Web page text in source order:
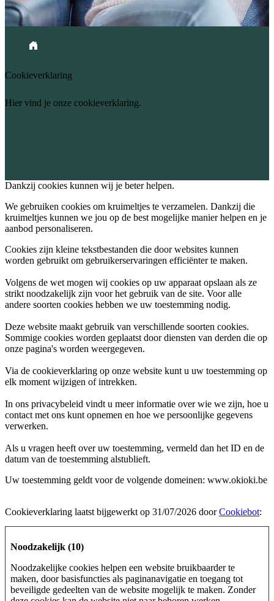
Kruimelpad
Home
Cookieverklaring
Hier vind je onze cookieverklaring.
Dankzij cookies kunnen wij je beter helpen.
We gebruiken cookies om kruimeltjes te verzamelen. Dankzij die
kruimeltjes kunnen we jou op de best mogelijke manier helpen en je
aanbod personaliseren.
Cookies zijn kleine tekstbestanden die door websites kunnen
worden gebruikt om gebruikerservaringen efficiënter te maken.
Volgens de wet mogen wij cookies op uw apparaat opslaan als ze
strikt noodzakelijk zijn voor het gebruik van de site. Voor alle
andere soorten cookies hebben we uw toestemming nodig.
Deze website maakt gebruik van verschillende soorten cookies.
Sommige cookies worden geplaatst door diensten van derden die op
onze pagina's worden weergegeven.
Via de cookieverklaring op onze website kunt u uw toestemming op
elk moment wijzigen of intrekken.
In ons privacybeleid vindt u meer informatie over wie we zijn, hoe u
contact met ons kunt opnemen en hoe we persoonlijke gegevens
verwerken.
Als u vragen heeft over uw toestemming, vermeld dan het ID en de
datum van de toestemming alstublieft.
Uw toestemming geldt voor de volgende domeinen: www.okioki.be
Cookieverklaring laatst bijgewerkt op 31/07/2026 doorCookiebot:
Noodzakelijk (10)
Noodzakelijke cookies helpen een website bruikbaarder te
maken, door basisfuncties als paginanavigatie en toegang tot
beveiligde gedeelten van de website mogelijk te maken. Zonder